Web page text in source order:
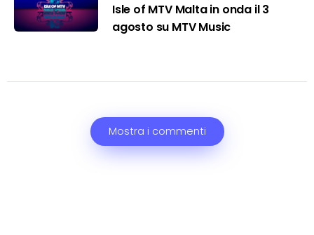
Isle of MTV Malta in onda il 3
agosto su MTV Music
Mostra i commenti